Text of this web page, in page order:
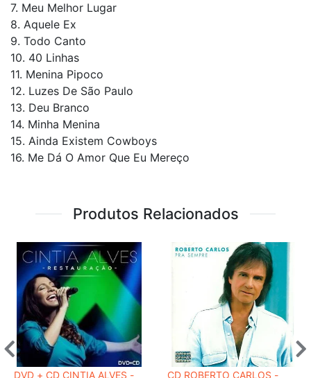
7. Meu Melhor Lugar
8. Aquele Ex
9. Todo Canto
10. 40 Linhas
11. Menina Pipoco
12. Luzes De São Paulo
13. Deu Branco
14. Minha Menina
15. Ainda Existem Cowboys
16. Me Dá O Amor Que Eu Mereço
Produtos Relacionados
DVD + CD CINTIA ALVES -
CD ROBERTO CARLOS -